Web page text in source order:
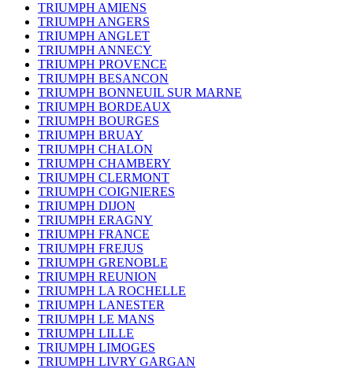
TRIUMPH AMIENS
TRIUMPH ANGERS
TRIUMPH ANGLET
TRIUMPH ANNECY
TRIUMPH PROVENCE
TRIUMPH BESANCON
TRIUMPH BONNEUIL SUR MARNE
TRIUMPH BORDEAUX
TRIUMPH BOURGES
TRIUMPH BRUAY
TRIUMPH CHALON
TRIUMPH CHAMBERY
TRIUMPH CLERMONT
TRIUMPH COIGNIERES
TRIUMPH DIJON
TRIUMPH ERAGNY
TRIUMPH FRANCE
TRIUMPH FREJUS
TRIUMPH GRENOBLE
TRIUMPH REUNION
TRIUMPH LA ROCHELLE
TRIUMPH LANESTER
TRIUMPH LE MANS
TRIUMPH LILLE
TRIUMPH LIMOGES
TRIUMPH LIVRY GARGAN